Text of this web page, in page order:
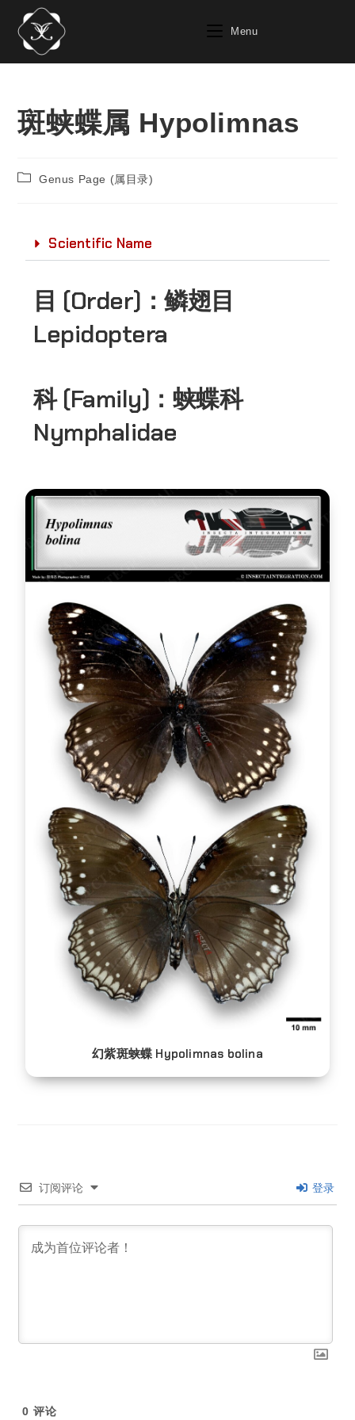
Menu
斑蛱蝶属 Hypolimnas
Genus Page (属目录)
Scientific Name
目 (Order)：鳞翅目
Lepidoptera
科 (Family)： 蛱蝶科
Nymphalidae
幻紫斑蛱蝶 Hypolimnas bolina
订阅评论 登录
0 评论